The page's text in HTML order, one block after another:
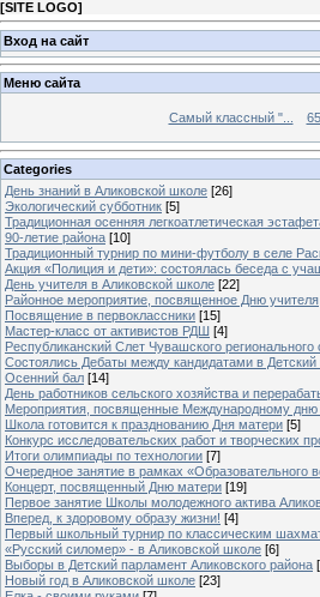
[SITE LOGO]
Вход на сайт
Меню сайта
Самый классный "...
Categories
День знаний в Аликовской школе [26]
Экологический субботник [5]
Традиционная осенняя легкоатлетическая
90-летие района [10]
Традиционный турнир по мини-футболу в селе
Акция «Полиция и дети»: состоялась беседа с
День учителя в Аликовской школе [22]
Районное мероприятие, посвященное Дню учителя
Посвящение в первоклассники [15]
Мастер-класс от активистов РДШ [4]
Республиканский Слет Чувашского
Состоялись Дебаты между кандидатами в Детский
Осенний бал [14]
День работников сельского хозяйства и
Мероприятия, посвященные Международному дню
Школа готовится к празднованию Дня матери [5]
Конкурс исследовательских работ и творческих
Итоги олимпиады по технологии [7]
Очередное занятие в рамках «Образовательного
Концерт, посвященный Дню матери [19]
Первое занятие Школы молодежного актива
Вперед, к здоровому образу жизни! [4]
Первый школьный турнир по классическим
«Русский силомер» - в Аликовской школе [6]
Выборы в Детский парламент Аликовского района
Новый год в Аликовской школе [23]